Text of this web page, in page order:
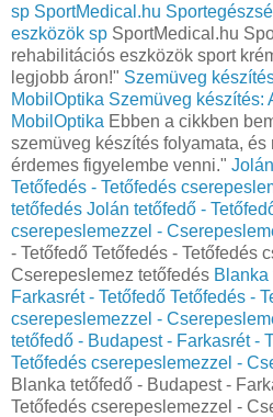
sp SportMedical.hu
eszközök sp SportMedical.hu
rehabilitációs eszközök sport
legjobb áron!" Szemüveg
MobilOptika Szemüveg készítés:
MobilOptika Ebben a cikkben
szemüveg készítés folyamata,
érdemes figyelembe venni."
Tetőfedés - Tetőfedés
tetőfedés Jolán tetőfedő -
cserepeslemezzel -
- Tetőfedő Tetőfedés - Tetőfedés
Cserepeslemez tetőfedés Blanka
Farkasrét - Tetőfedő Tetőfedés -
cserepeslemezzel -
tetőfedő - Budapest - Farkasrét -
Tetőfedés cserepeslemezzel -
Blanka tetőfedő - Budapest -
Tetőfedés cserepeslemezzel -